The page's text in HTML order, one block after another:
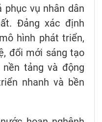
phục vụ nhân dân
Đảng xác định
hình phát triển,
đổi mới sáng tạo
tảng và động
nhanh và bền